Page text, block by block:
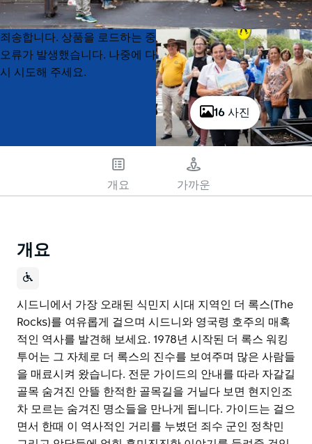
16 사진
Product
List
Product
List
죄송합니다. 상품을 로드하는 중
오류가 발생했습니다. 나중에 다
시 시도해 주세요.
개요 가까운
개요
시드니에서 가장 오래된 식민지 시대 지역인 더 록스(The
Rocks)를 여유롭게 걸으며 시드니와 영국령 호주의 매혹
적인 역사를 발견해 보세요. 1978년 시작된 더 록스 워킹
투어는 그 자체로 더 록스의 진수를 보여주며 많은 사람들
을 매료시켜 왔습니다. 전문 가이드의 안내를 따라 자갈길
골목 숨겨진 안뜰 한적한 골목길을 거닐다 보면 현지인조
차 모르는 숨겨진 명소들을 만나게 됩니다. 가이드는 걸으
면서 한때 이 역사적인 거리를 누볐던 죄수 군인 정착민